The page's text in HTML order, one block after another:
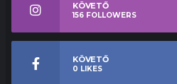
KÖVETŐ
156 FOLLOWERS
KÖVETŐ
0 LIKES